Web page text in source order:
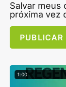
Salvar meus
próxima vez
1 :00